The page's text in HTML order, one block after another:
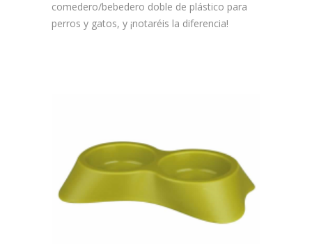
comedero/bebedero doble de plástico para
perros y gatos, y ¡notaréis la diferencia!